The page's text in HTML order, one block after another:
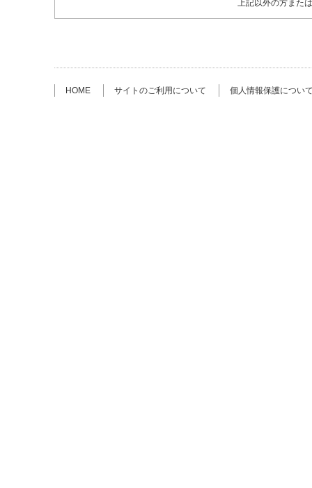
上記以外の方また
HOME サイトのご利用について 個人情報保護につい